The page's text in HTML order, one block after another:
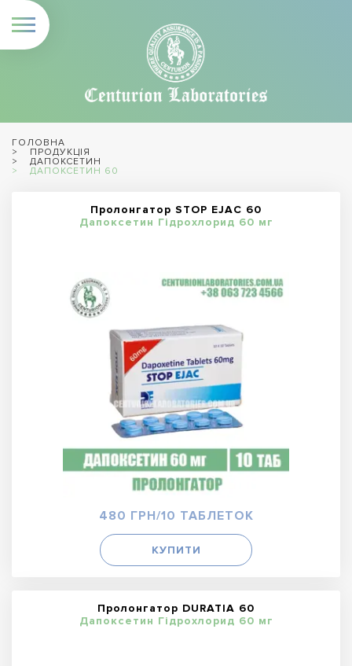
ГОЛОВНА
ПРОДУКЦІЯ
ДАПОКСЕТИН
ДАПОКСЕТИН 60
Пролонгатор STOP EJAC 60
Дапоксетин Гідрохлорид 60 мг
480 ГРН/10 ТАБЛЕТОК
КУПИТИ
Пролонгатор DURATIA 60
Дапоксетин Гідрохлорид 60 мг